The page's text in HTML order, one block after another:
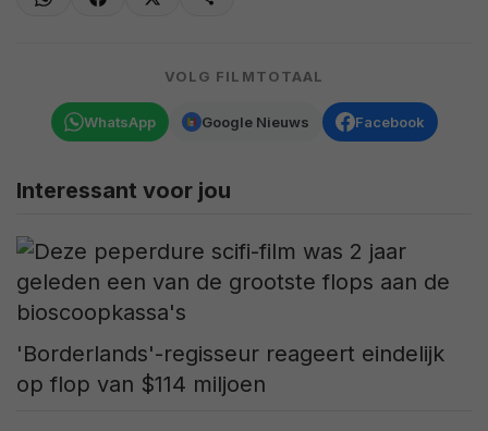
VOLG FILMTOTAAL
WhatsApp Google Nieuws Facebook
Interessant voor jou
'Borderlands'-regisseur reageert eindelijk
op flop van $114 miljoen